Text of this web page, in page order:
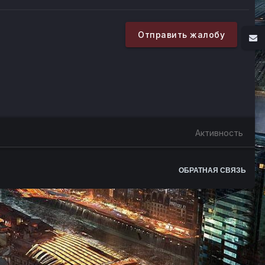
Отправить жалобу
Активность
ОБРАТНАЯ СВЯЗЬ